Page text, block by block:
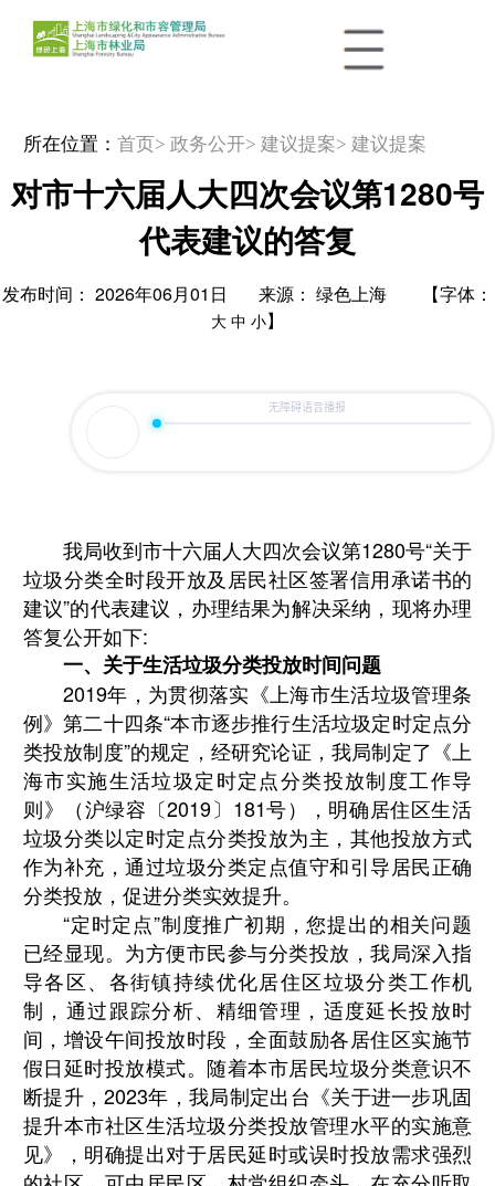
所在位置： 首页 > 政务公开> 建议提案> 建议提案
对市十六届人大四次会议第1280号
代表建议的答复
发布时间： 2026年06月01日 来源： 绿色上海 【字体：
大 中 小】
我局收到市十六届人大四次会议第1280号“关于
垃圾分类全时段开放及居民社区签署信用承诺书的
建议”的代表建议，办理结果为解决采纳，现将办理
答复公开如下:
一、关于生活垃圾分类投放时间问题
2019年，为贯彻落实《上海市生活垃圾管理条
例》第二十四条“本市逐步推行生活垃圾定时定点分
类投放制度”的规定，经研究论证，我局制定了《上
海市实施生活垃圾定时定点分类投放制度工作导
则》（沪绿容〔2019〕 181号），明确居住区生活
垃圾分类以定时定点分类投放为主，其他投放方式
作为补充，通过垃圾分类定点值守和引导居民正确
分类投放，促进分类实效提升。
“定时定点”制度推广初期，您提出的相关问题
已经显现。为方便市民参与分类投放，我局深入指
导各区、各街镇持续优化居住区垃圾分类工作机
制，通过跟踪分析、精细管理，适度延长投放时
间，增设午间投放时段，全面鼓励各居住区实施节
假日延时投放模式。随着本市居民垃圾分类意识不
断提升，2023年，我局制定出台《关于进一步巩固
提升本市社区生活垃圾分类投放管理水平的实施意
见》，明确提出对于居民延时或误时投放需求强烈